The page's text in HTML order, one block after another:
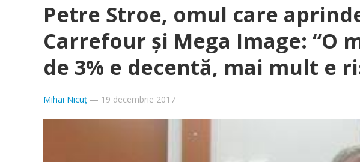
Petre Stroe, omul care
Carrefour şi Mega Image: “O
de 3% e decentă, mai mult e
Mihai Nicuț — 19 decembrie 2017